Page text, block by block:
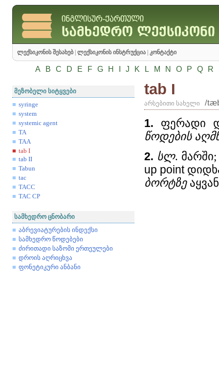
ლექსიკონის შესახებ ლექსიკონის ინსტრუქცია კონტაქტი
A B C D E F G H J K L M N O P Q R
მეზობელი სიტყვები
syringe
system
systemic agent
TA
TAA
tab I
tab II
Tabun
tac
TACC
TAC CP
სამხედრო ცნობარი
აბრევიატურების ინდექსი
სამხედრო წოდებები
ძირითადი საზომი ერთეულები
დროის აღრიცხვა
ფონეტიკური ანბანი
tab I
არსებითი სახელი /
1. ფერადი
წოდების
2. სლ.
up point
ბორტზე